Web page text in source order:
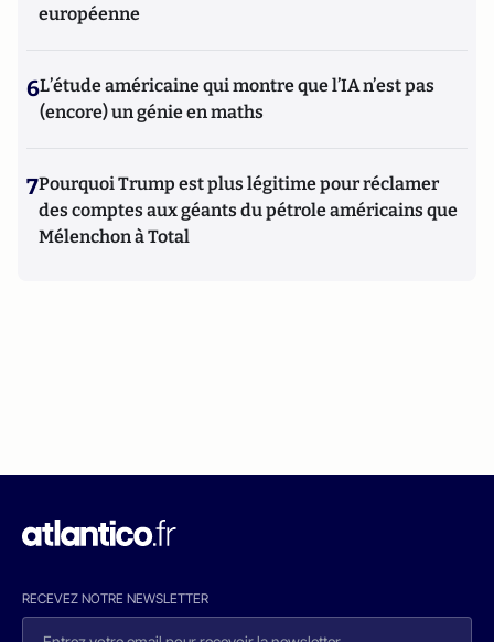
européenne
6L’étude américaine qui montre que l’IA n’est pas
(encore) un génie en maths
7Pourquoi Trump est plus légitime pour réclamer
des comptes aux géants du pétrole américains que
Mélenchon à Total
RECEVEZ NOTRE NEWSLETTER